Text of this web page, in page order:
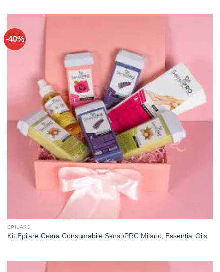
-40%
EPILARE
Kit Epilare Ceara Consumabile SensoPRO Milano, Essential Oils